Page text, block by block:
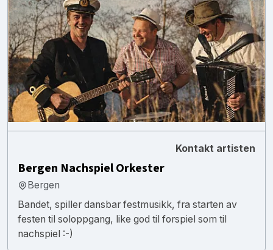
Kontakt artisten
Bergen Nachspiel Orkester
Bergen
Bandet, spiller dansbar festmusikk, fra starten av
festen til soloppgang, like god til forspiel som til
nachspiel :-)